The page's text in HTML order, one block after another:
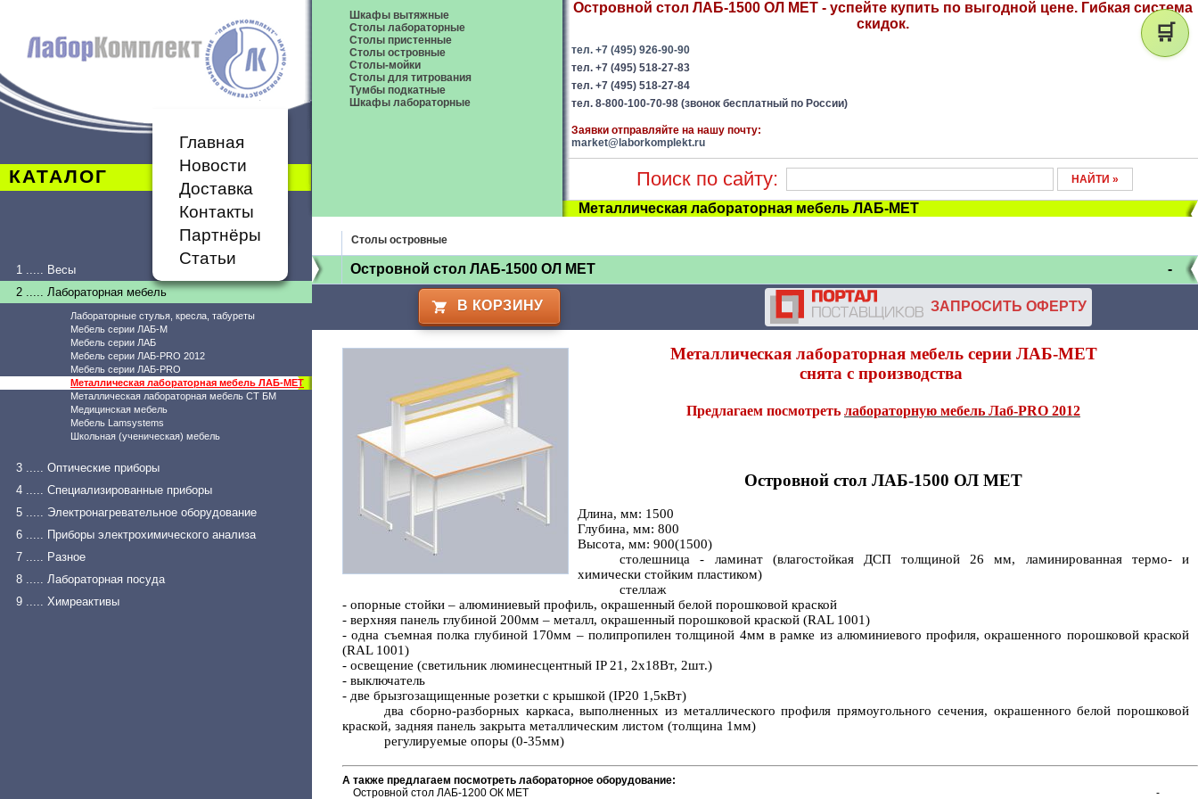
КАТАЛОГ
Главная
Новости
Доставка
Контакты
Партнёры
Статьи
1 ..... Весы
2 ..... Лабораторная мебель
Лабораторные стулья, кресла, табуреты
Мебель серии ЛАБ-М
Мебель серии ЛАБ
Мебель серии ЛАБ-PRO 2012
Мебель серии ЛАБ-PRO
Металлическая лабораторная мебель ЛАБ-МЕТ
Металлическая лабораторная мебель СТ БМ
Медицинская мебель
Мебель Lamsystems
Школьная (ученическая) мебель
3 ..... Оптические приборы
4 ..... Специализированные приборы
5 ..... Электронагревательное оборудование
6 ..... Приборы электрохимического анализа
7 ..... Разное
8 ..... Лабораторная посуда
9 ..... Химреактивы
Шкафы вытяжные
Столы лабораторные
Столы пристенные
Столы островные
Столы-мойки
Столы для титрования
Тумбы подкатные
Шкафы лабораторные
Островной стол ЛАБ-1500 ОЛ МЕТ - успейте купить по выгодной цене. Гибкая система
скидок.
тел. +7 (495) 926-90-90
тел. +7 (495) 518-27-83
тел. +7 (495) 518-27-84
тел. 8-800-100-70-98 (звонок бесплатный по России)
Заявки отправляйте на нашу почту:
market@laborkomplekt.ru
Поиск по сайту:
Металлическая лабораторная мебель ЛАБ-МЕТ
Столы островные
Островной стол ЛАБ-1500 ОЛ МЕТ -
В КОРЗИНУ ЗАПРОСИТЬ ОФЕРТУ
Металлическая лабораторная мебель серии ЛАБ-МЕТ
снята с производства
Предлагаем посмотреть лабораторную мебель Лаб-PRO 2012
Островной стол ЛАБ-1500 ОЛ МЕТ
Длина, мм: 1500
Глубина, мм: 800
Высота, мм: 900(1500)
столешница - ламинат (влагостойкая ДСП толщиной 26 мм, ламинированная термо- и
химически стойким пластиком)
стеллаж
- опорные стойки – алюминиевый профиль, окрашенный белой порошковой краской
- верхняя панель глубиной 200мм – металл, окрашенный порошковой краской (RAL 1001)
- одна съемная полка глубиной 170мм – полипропилен толщиной 4мм в рамке из алюминиевого профиля, окрашенного порошковой краской
(RAL 1001)
- освещение (светильник люминесцентный IP 21, 2х18Вт, 2шт.)
- выключатель
- две брызгозащищенные розетки с крышкой (IP20 1,5кВт)
два сборно-разборных каркаса, выполненных из металлического профиля прямоугольного сечения, окрашенного белой порошковой
краской, задняя панель закрыта металлическим листом (толщина 1мм)
регулируемые опоры (0-35мм)
А также предлагаем посмотреть лабораторное оборудование:
Островной стол ЛАБ-1200 ОК МЕТ
-
🛒